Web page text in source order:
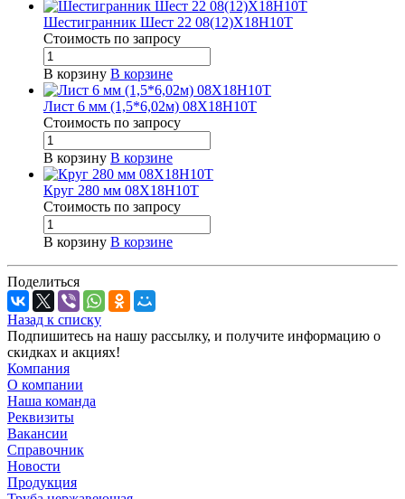
Шестигранник Шест 22 08(12)Х18Н10Т
Стоимость по запросу
В корзину В корзине
Лист 6 мм (1,5*6,02м) 08Х18Н10Т
Стоимость по запросу
В корзину В корзине
Круг 280 мм 08Х18Н10Т
Стоимость по запросу
В корзину В корзине
Поделиться
Назад к списку
Подпишитесь на нашу рассылку, и получите информацию о
скидках и акциях!
Компания
О компании
Наша команда
Реквизиты
Вакансии
Справочник
Новости
Продукция